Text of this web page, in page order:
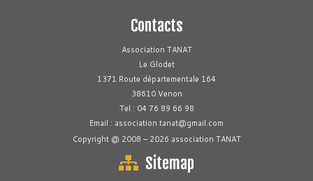
Contacts
Association TANAT
Le Glodet
1371 Route départementale 164
38610 Venon
Tel : 04 76 89 66 98
Email : association.tanat@gmail.com
Copyright @ 2008 – 2026 association TANAT
Sitemap